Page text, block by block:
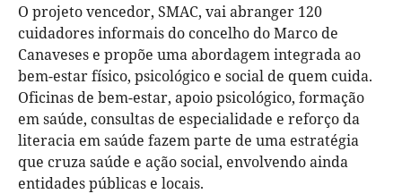
O projeto vencedor, SMAC, vai abranger 120
cuidadores informais do concelho do Marco de
Canaveses e propõe uma abordagem integrada ao
bem-estar físico, psicológico e social de quem cuida.
Oficinas de bem-estar, apoio psicológico, formação
em saúde, consultas de especialidade e reforço da
literacia em saúde fazem parte de uma estratégia
que cruza saúde e ação social, envolvendo ainda
entidades públicas e locais.